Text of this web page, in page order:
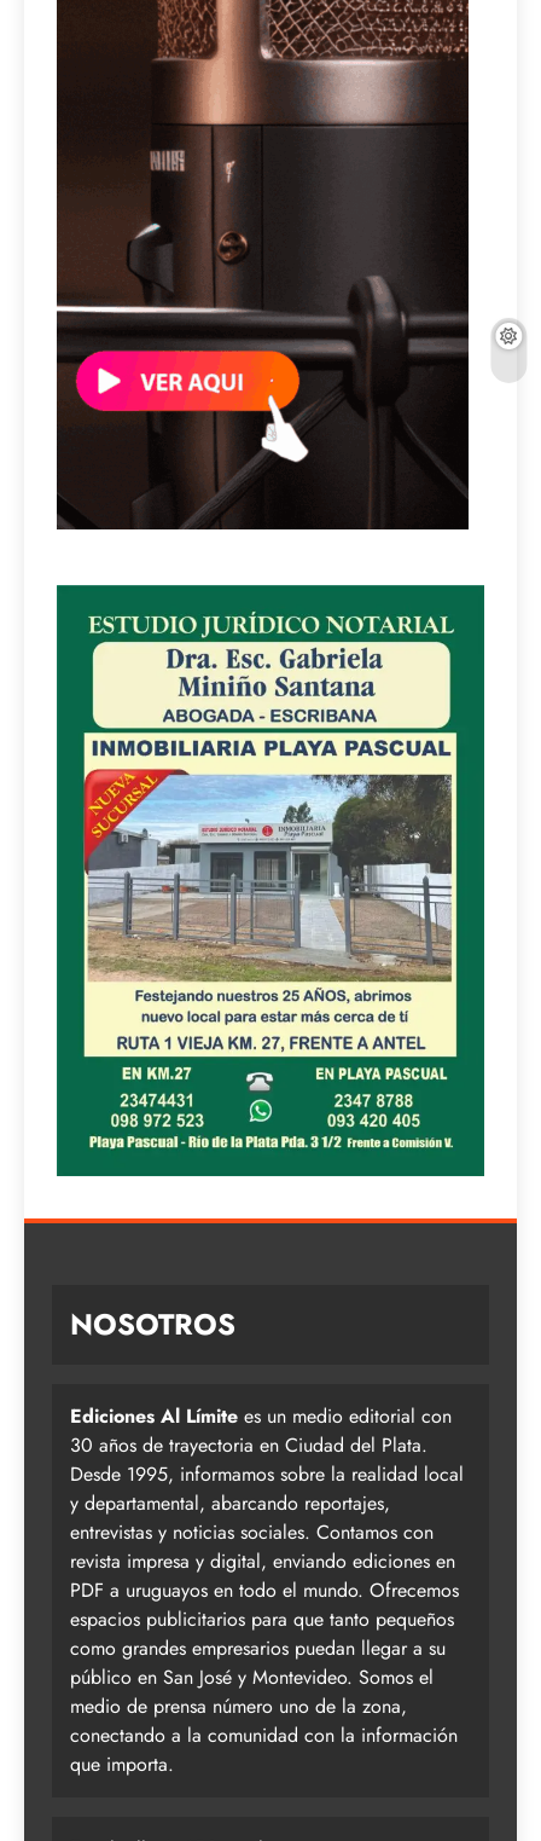
NOSOTROS
Ediciones Al Límite es un medio editorial con
30 años de trayectoria en Ciudad del Plata.
Desde 1995, informamos sobre la realidad local
y departamental, abarcando reportajes,
entrevistas y noticias sociales. Contamos con
revista impresa y digital, enviando ediciones en
PDF a uruguayos en todo el mundo. Ofrecemos
espacios publicitarios para que tanto pequeños
como grandes empresarios puedan llegar a su
público en San José y Montevideo. Somos el
medio de prensa número uno de la zona,
conectando a la comunidad con la información
que importa.